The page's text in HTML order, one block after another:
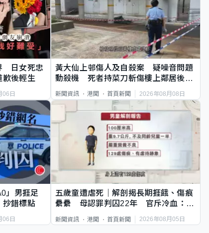
日女死忠
後輕生
06日
黃大仙上邨傷人及自殺案 疑噪音問題
動殺機 死者持菜刀斬傷樓上鄰居後墮
新聞資訊 港聞 首頁新聞 2026年08月08日
」男捱足
錯標點
06日
五歲童遭虐死｜解剖揭長期捱餓、傷痕
纍纍 母認罪判囚22年 官斥冷血：同
新聞資訊 港聞 首頁新聞 2026年08月05日